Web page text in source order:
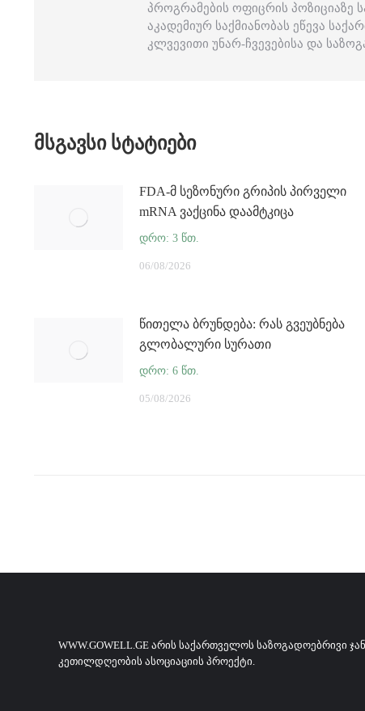
პროგრამების ოფიცრის პოზიციაზე
აკადემიურ საქმიანობას ეწევა
კლვევითი უნარ-ჩვევებისა და
ᲛᲡᲒᲐᲕᲡᲘ ᲡᲢᲐᲢᲘᲔᲑᲘ
FDA-მ სეზონური გრიპის პირველი
mRNA ვაქცინა დაამტკიცა
06/08/2026
წითელა ბრუნდება: რას გვეუბნება
გლობალური სურათი
05/08/2026
WWW.GOWELL.GE ᲐᲠᲘᲡ ᲡᲐᲥᲐᲠᲗᲕᲔᲚᲝᲡ ᲡᲐᲖᲝᲒᲐᲓᲝᲔᲑᲠᲘᲕᲘ
ᲙᲔᲗᲘᲚᲓᲦᲔᲝᲑᲘᲡ ᲐᲡᲝᲪᲘᲐᲪᲘᲘᲡ ᲞᲠᲝᲔᲥᲢᲘ.